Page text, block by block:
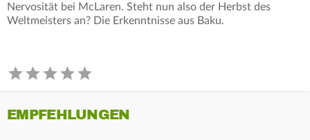
Nervosität bei McLaren. Steht nun also der Herbst des
Weltmeisters an? Die Erkenntnisse aus Baku.
EMPFEHLUNGEN